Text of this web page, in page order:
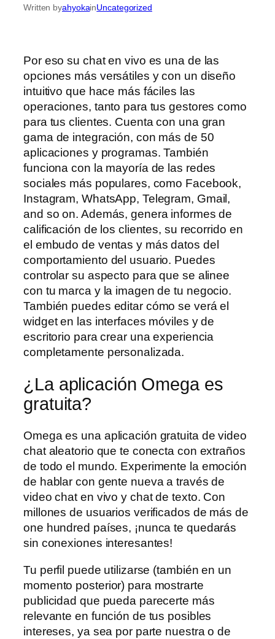
Written byahyokainUncategorized
Por eso su chat en vivo es una de las
opciones más versátiles y con un diseño
intuitivo que hace más fáciles las
operaciones, tanto para tus gestores como
para tus clientes. Cuenta con una gran
gama de integración, con más de 50
aplicaciones y programas. También
funciona con la mayoría de las redes
sociales más populares, como Facebook,
Instagram, WhatsApp, Telegram, Gmail,
and so on. Además, genera informes de
calificación de los clientes, su recorrido en
el embudo de ventas y más datos del
comportamiento del usuario. Puedes
controlar su aspecto para que se alinee
con tu marca y la imagen de tu negocio.
También puedes editar cómo se verá el
widget en las interfaces móviles y de
escritorio para crear una experiencia
completamente personalizada.
¿La aplicación Omega es
gratuita?
Omega es una aplicación gratuita de video
chat aleatorio que te conecta con extraños
de todo el mundo. Experimente la emoción
de hablar con gente nueva a través de
video chat en vivo y chat de texto. Con
millones de usuarios verificados de más de
one hundred países, ¡nunca te quedarás
sin conexiones interesantes!
Tu perfil puede utilizarse (también en un
momento posterior) para mostrarte
publicidad que pueda parecerte más
relevante en función de tus posibles
intereses, ya sea por parte nuestra o de